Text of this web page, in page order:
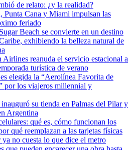
de relato: ¿y la realidad?
Punta Cana y Miami impulsan las
feriado
Beach se convierte en un destino
exhibiendo la belleza natural de
Airlines reanuda el servicio estacional a
turística de verano
elegida la “Aerolínea Favorita de
por los viajeros millennial y
su tienda en Palmas del Pilar y
Argentina
qué es, cómo funcionan los
qué reemplazan a las tarjetas físicas
no cuesta lo que dice el metro